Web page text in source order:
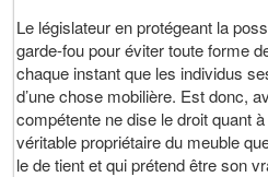
Le législateur en protégeant la
garde-fou pour éviter toute forme
chaque instant que les individus
d’une chose mobilière. Est donc,
compétente ne dise le droit quant
véritable propriétaire du meuble
le de tient et qui prétend être son